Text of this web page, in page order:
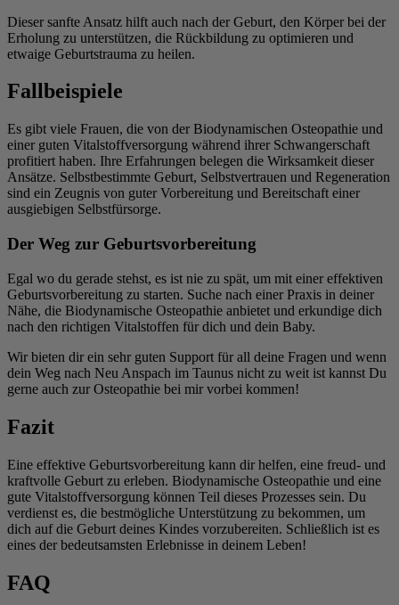
Dieser sanfte Ansatz hilft auch nach der Geburt, den Körper bei der
Erholung zu unterstützen, die Rückbildung zu optimieren und
etwaige Geburtstrauma zu heilen.
Fallbeispiele
Es gibt viele Frauen, die von der Biodynamischen Osteopathie und
einer guten Vitalstoffversorgung während ihrer Schwangerschaft
profitiert haben. Ihre Erfahrungen belegen die Wirksamkeit dieser
Ansätze. Selbstbestimmte Geburt, Selbstvertrauen und Regeneration
sind ein Zeugnis von guter Vorbereitung und Bereitschaft einer
ausgiebigen Selbstfürsorge.
Der Weg zur Geburtsvorbereitung
Egal wo du gerade stehst, es ist nie zu spät, um mit einer effektiven
Geburtsvorbereitung zu starten. Suche nach einer Praxis in deiner
Nähe, die Biodynamische Osteopathie anbietet und erkundige dich
nach den richtigen Vitalstoffen für dich und dein Baby.
Wir bieten dir ein sehr guten Support für all deine Fragen und wenn
dein Weg nach Neu Anspach im Taunus nicht zu weit ist kannst Du
gerne auch zur Osteopathie bei mir vorbei kommen!
Fazit
Eine effektive Geburtsvorbereitung kann dir helfen, eine freud- und
kraftvolle Geburt zu erleben. Biodynamische Osteopathie und eine
gute Vitalstoffversorgung können Teil dieses Prozesses sein. Du
verdienst es, die bestmögliche Unterstützung zu bekommen, um
dich auf die Geburt deines Kindes vorzubereiten. Schließlich ist es
eines der bedeutsamsten Erlebnisse in deinem Leben!
FAQ